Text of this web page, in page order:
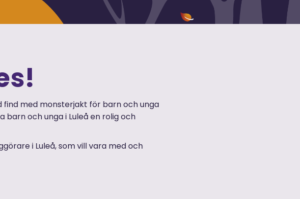
find med monsterjakt för barn och unga
och unga i Luleå en rolig och
i Luleå, som vill vara med och